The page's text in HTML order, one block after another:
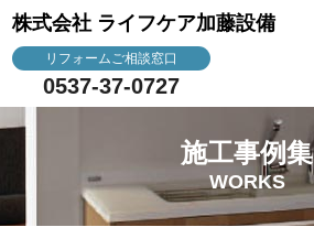
株式会社 ライフケア加藤設備
リフォームご相談窓口
0537-37-0727
施工事例集
WORKS